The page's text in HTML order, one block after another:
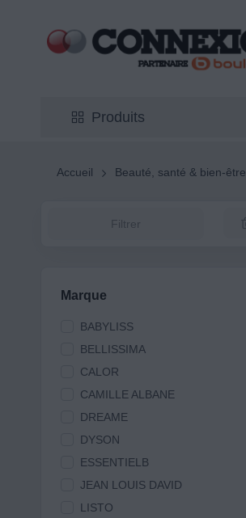
Produits
Accueil Beauté, santé & bien-être
Filtrer
Marque
BABYLISS
BELLISSIMA
CALOR
CAMILLE ALBANE
DREAME
DYSON
ESSENTIELB
JEAN LOUIS DAVID
LISTO